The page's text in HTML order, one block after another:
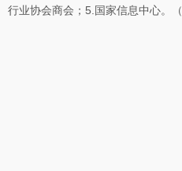
行业协会商会；5.国家信息中心。（